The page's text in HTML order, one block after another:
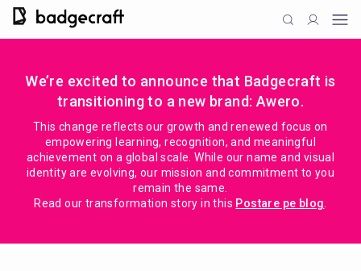
We’re excited to announce that Badgecraft is
transitioning to a new brand: Awero.
This change reflects our growth and renewed focus on
empowering learning, recognition, and meaningful
achievement on a global scale. While our name and visual
identity are evolving, our mission and commitment to you
remain the same.
Read our transformation story in this Postare pe blog